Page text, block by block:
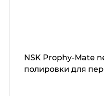
NSK Prophy-Mate
полировки для